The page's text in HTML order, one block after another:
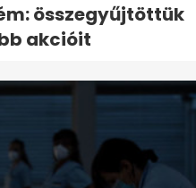
összegyűjtöttük
akcióit